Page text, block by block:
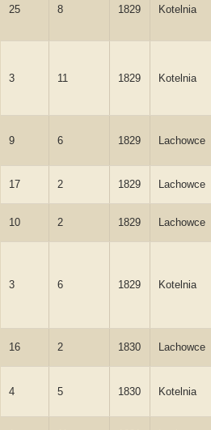
25 8 1829 Kotelnia
3 11 1829 Kotelnia
9 6 1829 Lachowce
17 2 1829 Lachowce
10 2 1829 Lachowce
3 6 1829 Kotelnia
16 2 1830 Lachowce
4 5 1830 Kotelnia